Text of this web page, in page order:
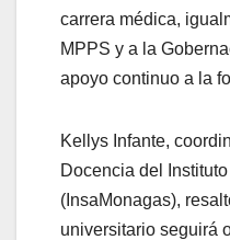
carrera médica,
MPPS y a la
apoyo continuo a la
Kellys Infante,
Docencia del
(InsaMonagas),
universitario seguirá